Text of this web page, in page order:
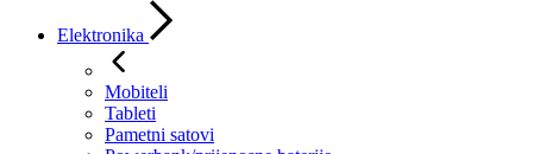
Elektronika
Mobiteli
Tableti
Pametni satovi